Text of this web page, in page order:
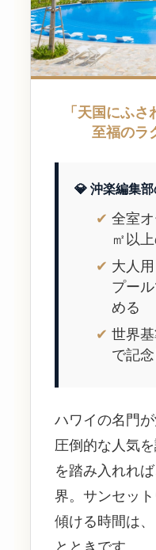
「天国にふさ
至福のラ
💎 沖楽編集
全室
㎡以
大人
プー
める
世界
で記
ハワイの名門が
圧倒的な人気
を踏み入れれ
界。サンセッ
傾ける時間は
とときです。